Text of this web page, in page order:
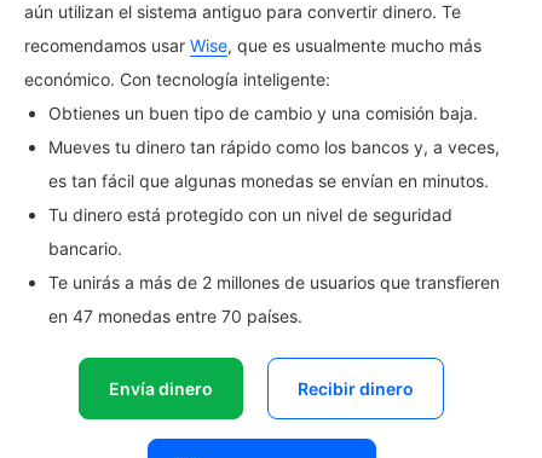
aún utilizan el sistema antiguo para convertir dinero. Te
recomendamos usar Wise, que es usualmente mucho más
económico. Con tecnología inteligente:
Obtienes un buen tipo de cambio y una comisión baja.
Mueves tu dinero tan rápido como los bancos y, a veces,
es tan fácil que algunas monedas se envían en minutos.
Tu dinero está protegido con un nivel de seguridad
bancario.
Te unirás a más de 2 millones de usuarios que transfieren
en 47 monedas entre 70 países.
Envía dinero Recibir dinero